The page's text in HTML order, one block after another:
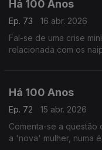
Há 100 Anos
Ep. 73
16 abr. 2026
Fal-se de uma crise
relacionada com os
Há 100 Anos
Ep. 72
15 abr. 2026
Comenta-se a questão
a 'nova' mulher, numa